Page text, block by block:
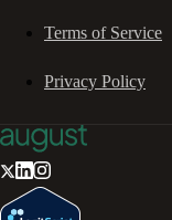
Terms of Service
Privacy Policy